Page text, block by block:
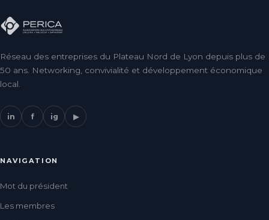
Réseau des entreprises du Plateau Nord de Lyon depuis plus de
50 ans. Networking, convivialité et développement économique
local.
in f ig ▶
NAVIGATION
Mot du président
Les membres